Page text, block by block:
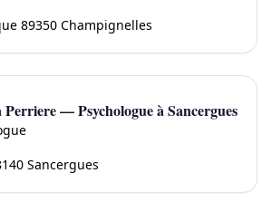
89350 Champignelles
Perriere — Psychologue à Sancergues
Sancergues